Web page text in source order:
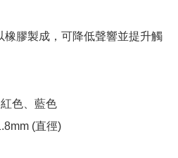
橡膠製成，可降低聲響並提升觸
色、藍色
(直徑)